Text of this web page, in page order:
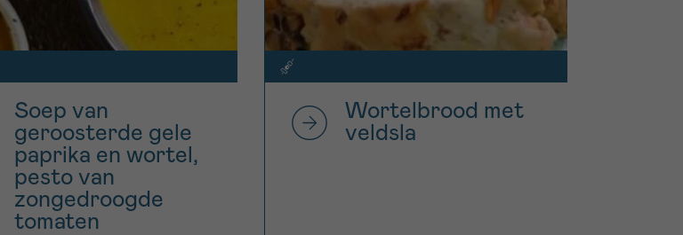
Soep van
geroosterde gele
paprika en wortel,
pesto van
zongedroogde
tomaten
Wortelbrood met
veldsla